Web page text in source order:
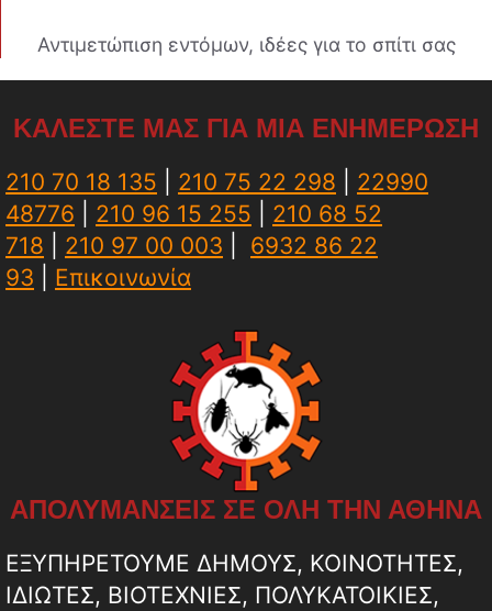
Αντιμετώπιση εντόμων, ιδέες για το σπίτι σας
ΚΑΛΕΣΤΕ ΜΑΣ ΓΙΑ ΜΙΑ ΕΝΗΜΕΡΩΣΗ
210 70 18 135 210 75 22 298
22990
48776
210 96 15 255
210 68 52
718
210 97 00 003
6932 86 22
93
Επικοινωνία
ΑΠΟΛΥΜΑΝΣΕΙΣ ΣΕ ΟΛΗ ΤΗΝ ΑΘΗΝΑ
ΕΞΥΠΗΡΕΤΟΥΜΕ ΔΗΜΟΥΣ, ΚΟΙΝΟΤΗΤΕΣ,
ΙΔΙΩΤΕΣ, ΒΙΟΤΕΧΝΙΕΣ, ΠΟΛΥΚΑΤΟΙΚΙΕΣ,